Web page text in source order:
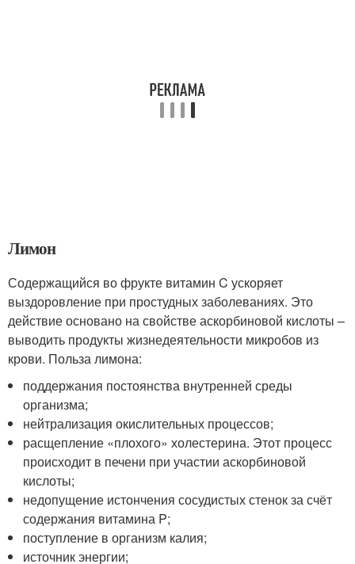
Лимон
Содержащийся во фрукте витамин C ускоряет
выздоровление при простудных заболеваниях. Это
действие основано на свойстве аскорбиновой кислоты –
выводить продукты жизнедеятельности микробов из
крови. Польза лимона:
поддержания постоянства внутренней среды
организма;
нейтрализация окислительных процессов;
расщепление «плохого» холестерина. Этот процесс
происходит в печени при участии аскорбиновой
кислоты;
недопущение истончения сосудистых стенок за счёт
содержания витамина P;
поступление в организм калия;
источник энергии;